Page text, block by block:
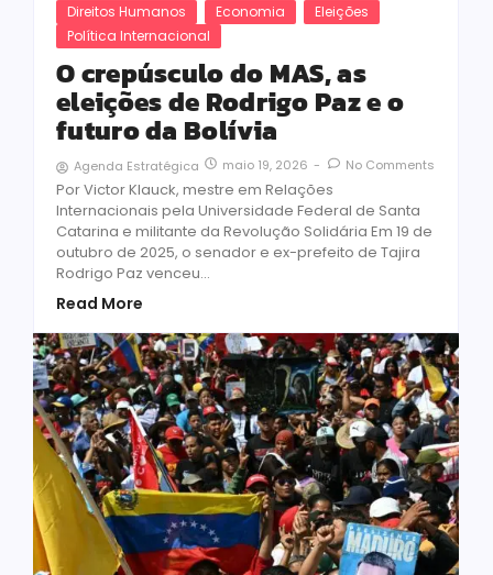
Direitos Humanos Economia
Eleições
Política Internacional
O crepúsculo do MAS, as
eleições de Rodrigo Paz e o
futuro da Bolívia
Agenda Estratégica maio 19, 2026 - No Comments
Por Victor Klauck, mestre em Relações
Internacionais pela Universidade Federal de Santa
Catarina e militante da Revolução Solidária Em 19 de
outubro de 2025, o senador e ex-prefeito de Tajira
Rodrigo Paz venceu...
Read More